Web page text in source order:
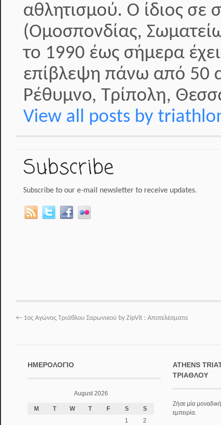
αθλητισμού. Ο ίδιος σε
(Ομοσπονδίας,
το 1990 έως σήμερα
επίβλεψη πάνω από 50
Ρέθυμνο, Τρίπολη,
View all posts by
Subscribe
Subscribe to our e-mail newsletter to receive updates.
← 1ος Αγώνας Τριάθλου Σαρωνικού by ZipVit : Αποτελέσματα
ΗΜΕΡΟΛΌΓΙΟ
August 2026
M T W T F S
S
1
2
ATHENS
ΤΡΙΆΘΛΟΥ
Ζήσε μία
εμπειρία.